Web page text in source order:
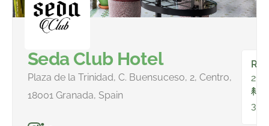
Seda Club Hotel
Plaza de la Trinidad, C. Buensuceso, 2, Centro,
18001 Granada, Spain
21
32